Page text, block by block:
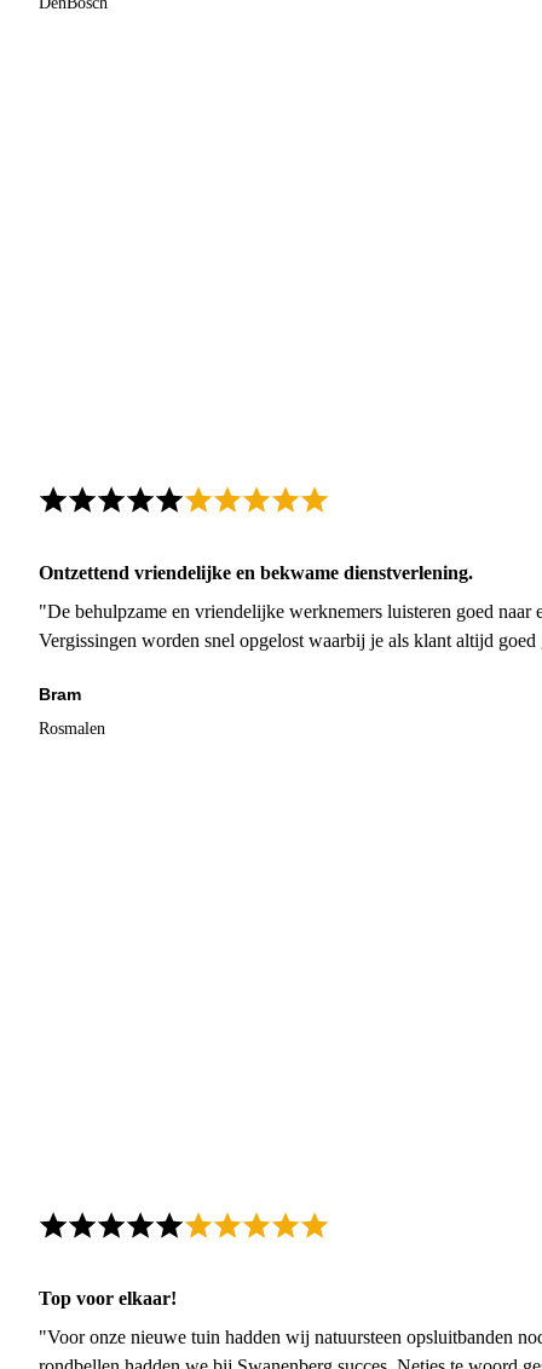
Ontzettend vriendelijke en bekwame dienstverlening.
"De behulpzame en vriendelijke werknemers luisteren goed naar
Vergissingen worden snel opgelost waarbij je als klant altijd
Bram
Rosmalen
Top voor elkaar!
"Voor onze nieuwe tuin hadden wij natuursteen opsluitbanden